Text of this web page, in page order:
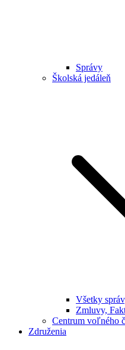
Správy
Školská jedáleň
Všetky
Zmluvy,
Centrum voľného
Združenia